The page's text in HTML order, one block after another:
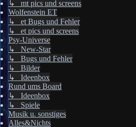
↳ mt pics und screens
Wolfenstein ET
↳ et Bugs und Fehler
↳ et pics und screens
Psy-Universe
↳ New-Star
↳ Bugs und Fehler
↳ Bilder
↳ Ideenbox
Rund ums Board
↳ Ideenbox
↳ Spiele
Musik u. sonstiges
Alles&Nichts